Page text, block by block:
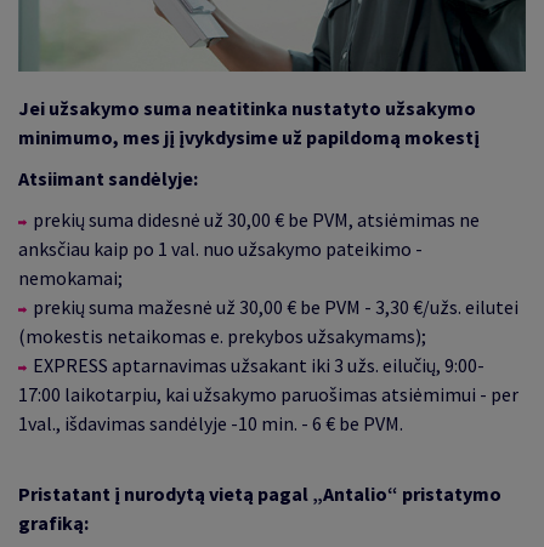
Jei užsakymo suma neatitinka nustatyto užsakymo
minimumo, mes jį įvykdysime už papildomą mokestį
Atsiimant sandėlyje:
prekių suma didesnė už 30,00 € be PVM, atsiėmimas ne
anksčiau kaip po 1 val. nuo užsakymo pateikimo -
nemokamai;
prekių suma mažesnė už 30,00 € be PVM - 3,30 €/užs. eilutei
(mokestis netaikomas e. prekybos užsakymams);
EXPRESS aptarnavimas užsakant iki 3 užs. eilučių, 9:00-
17:00 laikotarpiu, kai užsakymo paruošimas atsiėmimui - per
1val., išdavimas sandėlyje -10 min. - 6 € be PVM.
Pristatant į nurodytą vietą pagal „Antalio“ pristatymo
grafiką: